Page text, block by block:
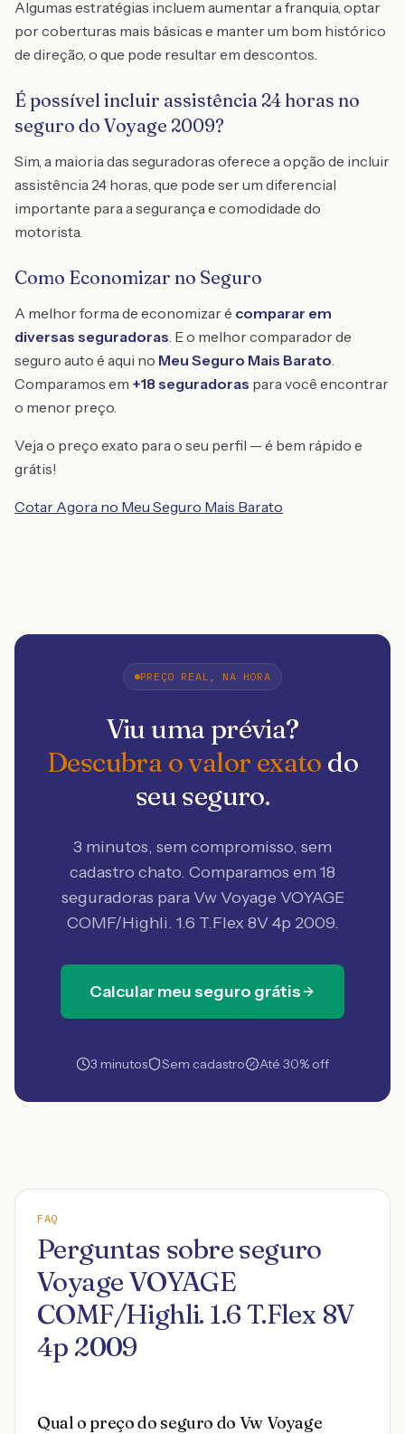
Algumas estratégias incluem aumentar a franquia, optar
por coberturas mais básicas e manter um bom histórico
de direção, o que pode resultar em descontos.
É possível incluir assistência 24 horas no
seguro do Voyage 2009?
Sim, a maioria das seguradoras oferece a opção de incluir
assistência 24 horas, que pode ser um diferencial
importante para a segurança e comodidade do
motorista.
Como Economizar no Seguro
A melhor forma de economizar é comparar em
diversas seguradoras. E o melhor comparador de
seguro auto é aqui no Meu Seguro Mais Barato.
Comparamos em +18 seguradoras para você encontrar
o menor preço.
Veja o preço exato para o seu perfil — é bem rápido e
grátis!
Cotar Agora no Meu Seguro Mais Barato
PREÇO REAL, NA HORA
Viu uma prévia?
Descubra o valor exato do
seu seguro.
3 minutos, sem compromisso, sem
cadastro chato. Comparamos em 18
seguradoras para Vw Voyage VOYAGE
COMF/Highli. 1.6 T.Flex 8V 4p 2009.
Calcular meu seguro grátis
3 minutos Sem cadastro Até 30% off
FAQ
Perguntas sobre seguro
Voyage VOYAGE
COMF/Highli. 1.6 T.Flex 8V
4p 2009
Qual o preço do seguro do Vw Voyage